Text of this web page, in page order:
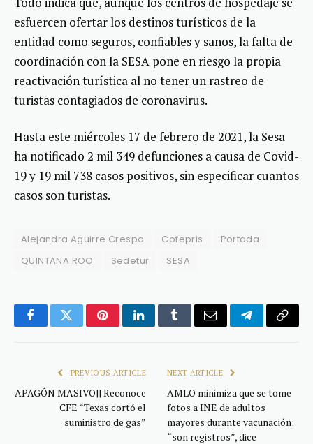
esfuercen ofertar los destinos turísticos de la
entidad como seguros, confiables y sanos, la falta de
coordinación con la SESA pone en riesgo la propia
reactivación turística al no tener un rastreo de
turistas contagiados de coronavirus.
Hasta este miércoles 17 de febrero de 2021, la Sesa
ha notificado 2 mil 349 defunciones a causa de Covid-
19 y 19 mil 738 casos positivos, sin especificar cuantos
casos son turistas.
Alejandra Aguirre Crespo Cofepris
Portada
QUINTANA ROO
Sedetur SESA
FacebookTwitterPinterestLinkedInTumblrEmail TelegramCopy
PREVIOUS ARTICLE
APAGÓN MASIVO|| Reconoce
CFE “Texas cortó el
suministro de gas”
NEXT ARTICLE
AMLO minimiza que se tome
fotos a INE de adultos
mayores durante vacunación;
“son registros”, dice